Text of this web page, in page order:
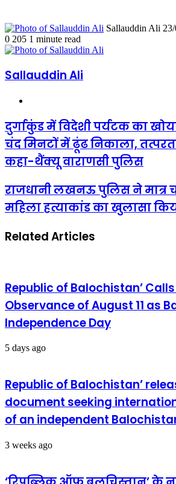
Sallauddin Ali
0 205 1 minute read
Sallauddin Ali
दुर्गाकुंड
में
विदेशी
पर्यटक
का
कैमरा
पुलिस
ने
मिनटों
में
देख
पर्यटक
ने
कहा-
थैंक्यू
पुलिस
दुर्गाकुंड में विदेशी पर्यटक का
चंद मिनटों में ढूंढ निकाला,
कहा-थैंक्यू वाराणसी पुलिस
राजधानी
लखनऊ
पुलिस
मात्र
चंद
महिला
हत्याकांड
का
खुलासा
किया
राजधानी लखनऊ पुलिस ने मात्र
महिला हत्याकांड का खुलासा
Related Articles
Republic of Balochistan’
Observance of August 11 as
Independence Day
5 days ago
Republic of Balochistan’
document seeking
of an independent
3 weeks ago